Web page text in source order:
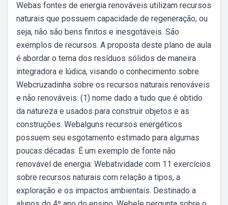
Webas fontes de energia renováveis utilizam recursos
naturais que possuem capacidade de regeneração, ou
seja, não são bens finitos e inesgotáveis. São
exemplos de recursos. A proposta deste plano de aula
é abordar o tema dos resíduos sólidos de maneira
integradora e lúdica, visando o conhecimento sobre.
Webcruzadinha sobre os recursos naturais renováveis
e não renováveis: (1) nome dado a tudo que é obtido
da natureza e usados para construir objetos e as
construções. Webalguns recursos energéticos
possuem seu esgotamento estimado para algumas
poucas décadas. É um exemplo de fonte não
renovável de energia: Webatividade com 11 exercícios
sobre recursos naturais com relação a tipos, a
exploração e os impactos ambientais. Destinado a